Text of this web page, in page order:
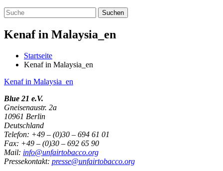
Kenaf in Malaysia_en
Startseite
Kenaf in Malaysia_en
Kenaf in Malaysia_en
Blue 21 e.V.
Gneisenaustr. 2a
10961 Berlin
Deutschland
Telefon: +49 – (0)30 – 694 61 01
Fax: +49 – (0)30 – 692 65 90
Mail: info@unfairtobacco.org
Pressekontakt: presse@unfairtobacco.org